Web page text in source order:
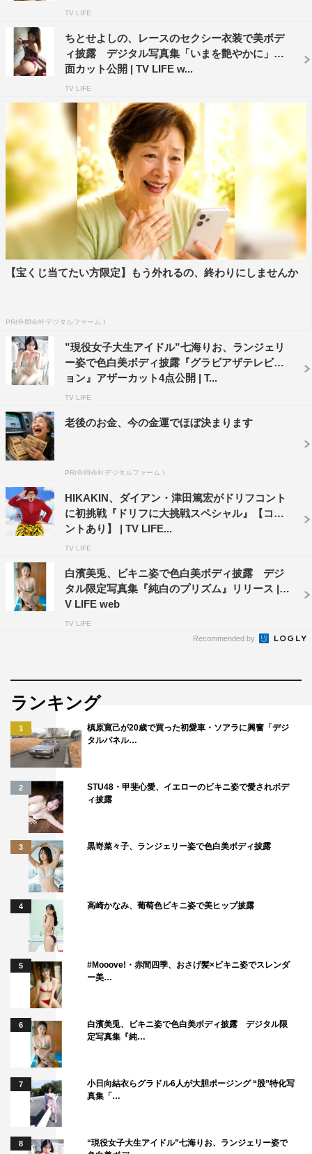
TV LIFE
ちとせよしの、レースのセクシー衣装で美ボデ
ィ披露 デジタル写真集「いまを艶やかに」誌
面カット公開 | TV LIFE w...
TV LIFE
【宝くじ当てたい方限定】もう外れるの、終わりにしませんか
PR(合同会社デジタルファーム )
”現役女子大生アイドル”七海りお、ランジェリ
ー姿で色白美ボディ披露『グラビアザテレビジ
ョン』アザーカット4点公開 | T...
TV LIFE
老後のお金、今の金運でほぼ決まります
PR(合同会社デジタルファーム )
HIKAKIN、ダイアン・津田篤宏がドリフコント
に初挑戦『ドリフに大挑戦スペシャル』【コメ
ントあり】 | TV LIFE...
TV LIFE
白濱美兎、ビキニ姿で色白美ボディ披露 デジ
タル限定写真集『純白のプリズム』リリース | T
V LIFE web
TV LIFE
Recommended by
ランキング
1
槙原寛己が20歳で買った初愛車・ソアラに興奮「デジ
タルパネル…
2
STU48・甲斐心愛、イエローのビキニ姿で愛されボデ
ィ披露
3 黒嵜菜々子、ランジェリー姿で色白美ボディ披露
4 高崎かなみ、葡萄色ビキニ姿で美ヒップ披露
5
#Mooove!・赤間四季、おさげ髪×ビキニ姿でスレンダ
ー美…
6
白濱美兎、ビキニ姿で色白美ボディ披露 デジタル限
定写真集『純…
7
小日向結衣らグラドル6人が大胆ポージング “股”特化写
真集「…
8
“現役女子大生アイドル”七海りお、ランジェリー姿で